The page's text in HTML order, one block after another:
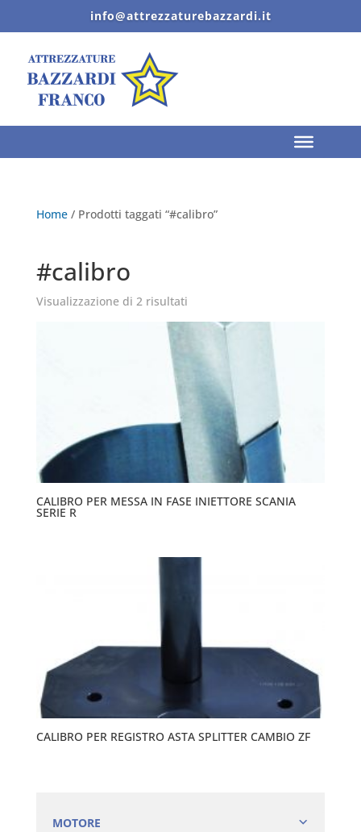
info@attrezzaturebazzardi.it
Home/ Prodotti taggati “#calibro”
#calibro
Visualizzazione di 2 risultati
CALIBRO PER MESSA IN FASE INIETTORE SCANIA
SERIE R
CALIBRO PER REGISTRO ASTA SPLITTER CAMBIO ZF
MOTORE